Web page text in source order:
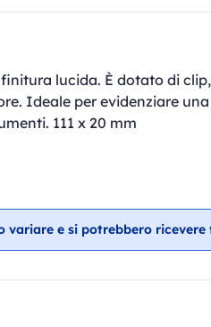
lucida. È dotato di
Ideale per evidenziare
111 x 20 mm
e si potrebbero